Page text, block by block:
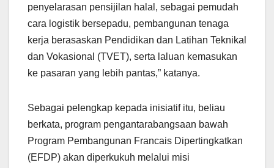
penyelarasan pensijilan halal, sebagai pemudah
cara logistik bersepadu, pembangunan tenaga
kerja berasaskan Pendidikan dan Latihan Teknikal
dan Vokasional (TVET), serta laluan kemasukan
ke pasaran yang lebih pantas,” katanya.
Sebagai pelengkap kepada inisiatif itu, beliau
berkata, program pengantarabangsaan bawah
Program Pembangunan Francais Dipertingkatkan
(EFDP) akan diperkukuh melalui misi